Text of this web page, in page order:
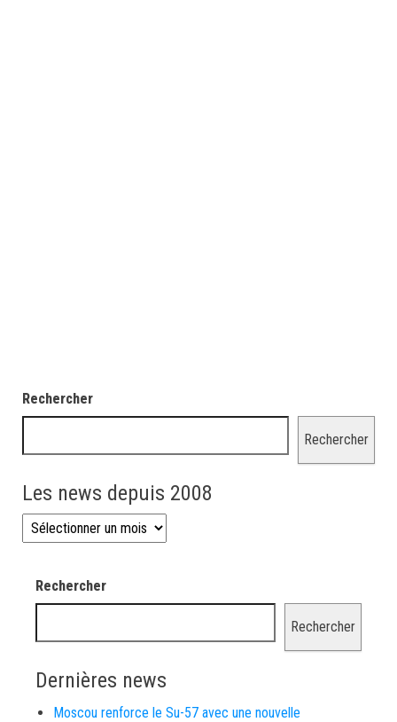
Rechercher
Rechercher
Les news depuis 2008
Les news depuis 2008
Rechercher
Rechercher
Dernières news
Moscou renforce le Su-57 avec une nouvelle